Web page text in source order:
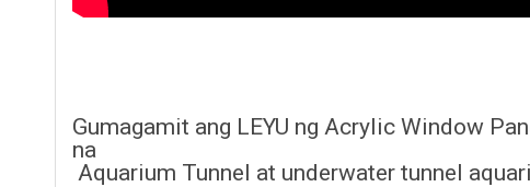
Gumagamit ang LEYU ng Acrylic Window
na
Aquarium Tunnel at underwater tunnel